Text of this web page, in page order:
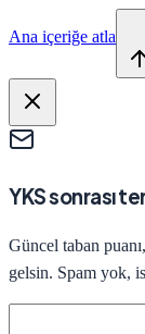
Ana içeriğe atla
YKS sonrası
Güncel taban
gelsin. Spam yok,